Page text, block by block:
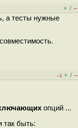
+ / –
а тесты нужные
–1 + / –
опций ...
так быть: